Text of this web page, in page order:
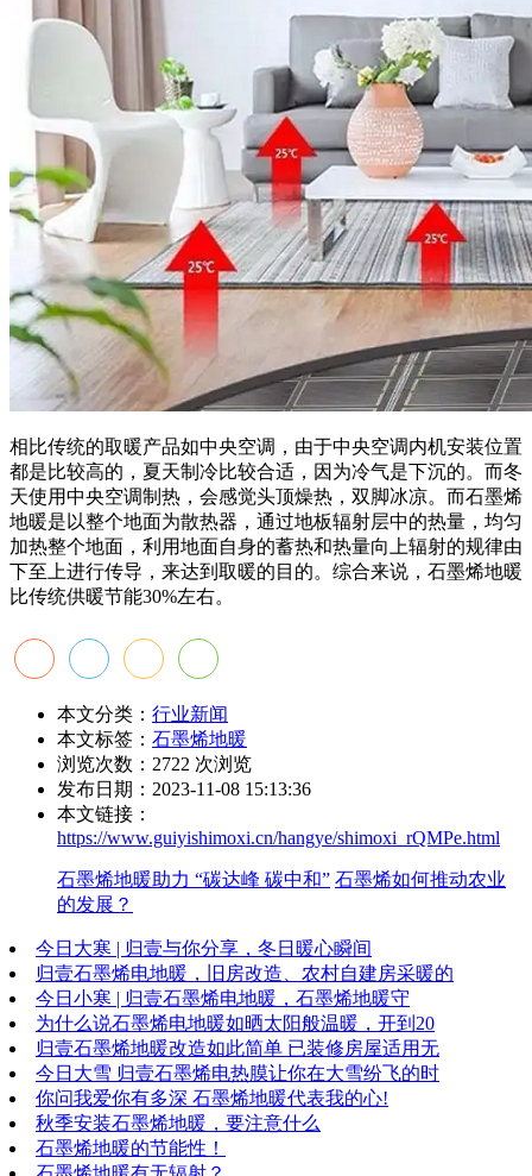
相比传统的取暖产品如中央空调，由于中央空调内机安装位置
都是比较高的，夏天制冷比较合适，因为冷气是下沉的。而冬
天使用中央空调制热，会感觉头顶燥热，双脚冰凉。而石墨烯
地暖是以整个地面为散热器，通过地板辐射层中的热量，均匀
加热整个地面，利用地面自身的蓄热和热量向上辐射的规律由
下至上进行传导，来达到取暖的目的。综合来说，石墨烯地暖
比传统供暖节能30%左右。
本文分类： 行业新闻
本文标签： 石墨烯地暖
浏览次数： 2722 次浏览
发布日期：2023-11-08 15:13:36
本文链接：
https://www.guiyishimoxi.cn/hangye/shimoxi_rQMPe.html
石墨烯地暖助力 “碳达峰 碳中和” 石墨烯如何推动农业
的发展？
今日大寒 | 归壹与你分享，冬日暖心瞬间
归壹石墨烯电地暖，旧房改造、农村自建房采暖的
今日小寒 | 归壹石墨烯电地暖，石墨烯地暖守
为什么说石墨烯电地暖如晒太阳般温暖，开到20
归壹石墨烯地暖改造如此简单 已装修房屋适用无
今日大雪 归壹石墨烯电热膜让你在大雪纷飞的时
你问我爱你有多深 石墨烯地暖代表我的心!
秋季安装石墨烯地暖，要注意什么
石墨烯地暖的节能性！